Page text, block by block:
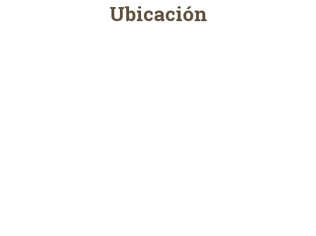
Ubicación